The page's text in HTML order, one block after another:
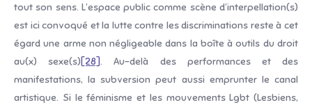
tout son sens. L’espace public comme scène d’interpellation(s)
est ici convoqué et la lutte contre les discriminations reste à cet
égard une arme non négligeable dans la boîte à outils du droit
au(x) sexe(s)[28]. Au-delà des performances et des
manifestations, la subversion peut aussi emprunter le canal
artistique. Si le féminisme et les mouvements Lgbt (Lesbiens,